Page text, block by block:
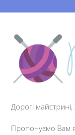
Дорогі
Пропонуємо Вам